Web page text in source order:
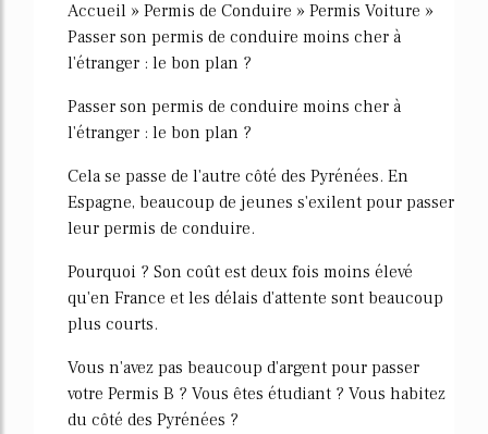
Accueil » Permis de Conduire » Permis Voiture »
Passer son permis de conduire moins cher à
l'étranger : le bon plan ?
Passer son permis de conduire moins cher à
l'étranger : le bon plan ?
Cela se passe de l'autre côté des Pyrénées. En
Espagne, beaucoup de jeunes s'exilent pour passer
leur permis de conduire.
Pourquoi ? Son coût est deux fois moins élevé
qu'en France et les délais d'attente sont beaucoup
plus courts.
Vous n'avez pas beaucoup d'argent pour passer
votre Permis B ? Vous êtes étudiant ? Vous habitez
du côté des Pyrénées ?